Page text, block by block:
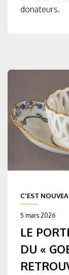
donateurs.
C'EST
5 mars 2026
LE
DU «